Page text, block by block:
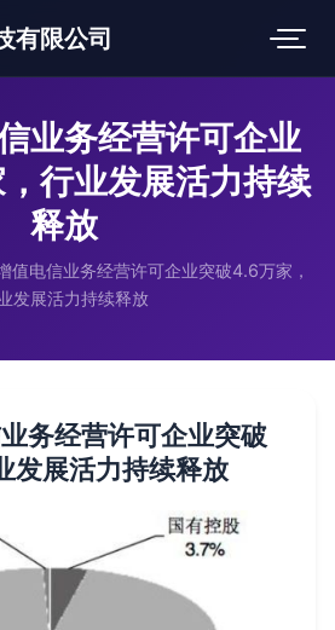
有限公司
业务经营许可企业
行业发展活力持续
释放
值电信业务经营许可企业突破4.6万家，
发展活力持续释放
务经营许可企业突破
发展活力持续释放